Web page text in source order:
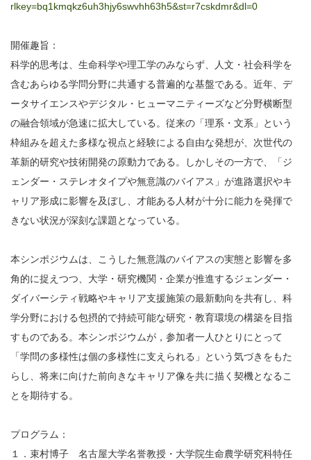
rlkey=bq1kmqkz6uh3hjy6swvhh63h5&st=r7cskdmr&dl=0
開催趣旨：
科学的思考は、生命科学や理工学のみならず、人文・社会科学を
含むあらゆる学問分野に共通する普遍的な基盤である。近年、デ
ータサイエンスやデジタル・ヒューマニティーズなど分野横断型
の融合領域が急速に拡大している。従来の「理系・文系」という
枠組みを超えた多様な視点と経験による自由な発想が、次世代の
革新的研究や技術開発の原動力である。しかしその一方で、「ジ
ェンダー・ステレオタイプや無意識のバイアス」が進路選択やキ
ャリア形成に影響を及ぼし、才能ある人材が十分に能力を発揮で
きない状況が深刻な課題となっている。
本シンポジウムは、こうした無意識のバイアスの実態と影響を多
角的に捉えつつ、大学・研究機関・企業が推進するジェンダー・
ダイバーシティ戦略やキャリア支援施策の最新動向を共有し、科
学分野における包摂的で持続可能な研究・教育環境の構築を目指
すものである。本シンポジウムが，参加者一人ひとりにとって
「学問の多様性は個の多様性に支えられる」という気づきをもた
らし、将来に向けた前向きなキャリア像を共に描く契機となるこ
とを期待する。
プログラム：
１．束村博子 名古屋大学名誉教授・大学院生命農学研究科特任